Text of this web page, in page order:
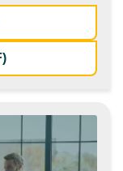
de la formation